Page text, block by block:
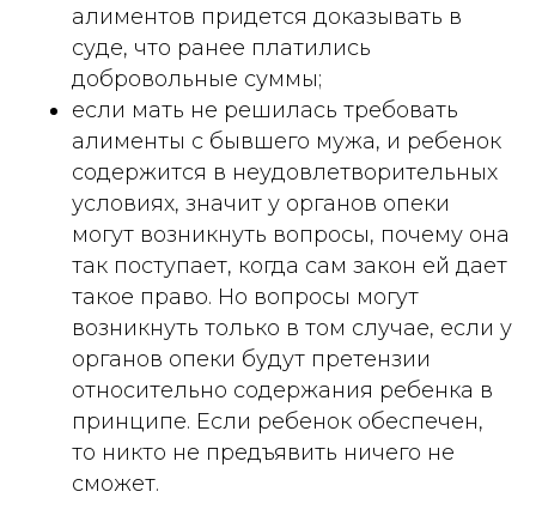
алиментов придется доказывать в
суде, что ранее платились
добровольные суммы;
если мать не решилась требовать
алименты с бывшего мужа, и ребенок
содержится в неудовлетворительных
условиях, значит у органов опеки
могут возникнуть вопросы, почему она
так поступает, когда сам закон ей дает
такое право. Но вопросы могут
возникнуть только в том случае, если у
органов опеки будут претензии
относительно содержания ребенка в
принципе. Если ребенок обеспечен,
то никто не предъявить ничего не
сможет.